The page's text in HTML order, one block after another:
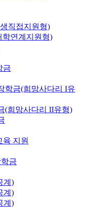
직접지원형)
학연계지원형)
금
학금(희망사다리 I유
(희망사다리 II유형)
육 지원
금
계)
계)
계)